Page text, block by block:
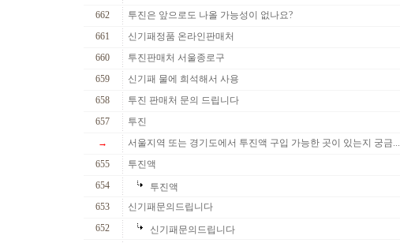
662
투진은 앞으로도 나올 가능성이 없나요?
661
신기패정품 온라인판매처
660
투진판매처 서울종로구
659
신기패 물에 희석해서 사용
658
투진 판매처 문의 드립니다
657
투진
→
서울지역 또는 경기도에서 투진액 구입 가능한 곳이 있는지 궁금...
655
투진액
654
투진액
653
신기패문의드립니다
652
신기패문의드립니다